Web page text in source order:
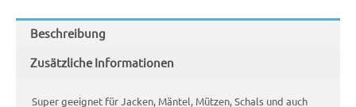
Beschreibung
Zusätzliche Informationen
Super geeignet für Jacken, Mäntel, Mützen, Schals und auch